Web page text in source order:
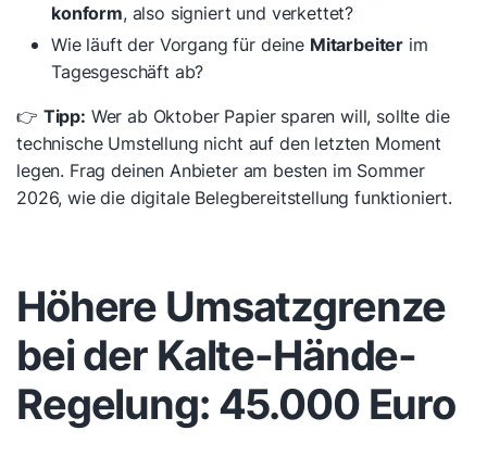
konform, also signiert und verkettet?
Wie läuft der Vorgang für deine Mitarbeiter im
Tagesgeschäft ab?
👉 Tipp: Wer ab Oktober Papier sparen will, sollte die
technische Umstellung nicht auf den letzten Moment
legen. Frag deinen Anbieter am besten im Sommer
2026, wie die digitale Belegbereitstellung funktioniert.
Höhere Umsatzgrenze
bei der Kalte-Hände-
Regelung: 45.000 Euro